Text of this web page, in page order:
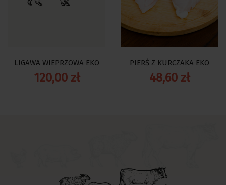
LIGAWA WIEPRZOWA EKO
120,00 zł
PIERŚ Z KURCZAKA EKO
48,60 zł